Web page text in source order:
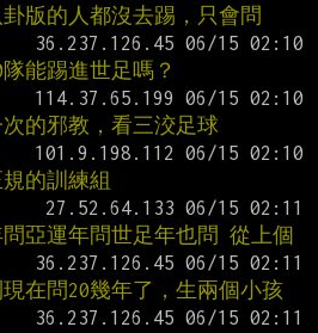
版的人都沒去踢，只會問
能踢進世足嗎？
的邪教，看三洨足球
的訓練組
亞運年問世足年也問 從上個
在問20幾年了，生兩個小孩